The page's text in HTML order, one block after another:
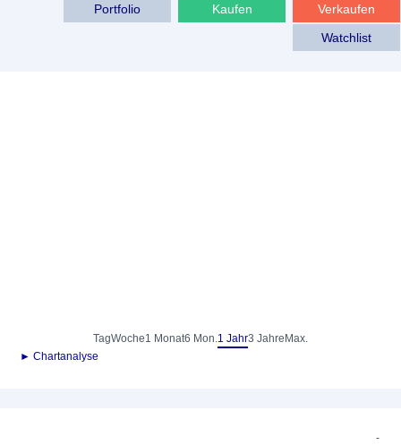
Verkaufen
Kaufen
Portfolio
Watchlist
TagWoche1 Monat6 Mon.1 Jahr3 Jahre Max.
► Chartanalyse
-